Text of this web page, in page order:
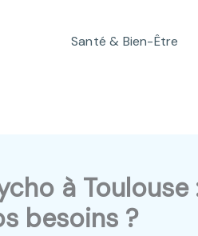
Santé & Bien-Être
à
besoins ?